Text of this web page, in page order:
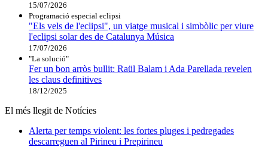
15/07/2026
Programació especial eclipsi
"Els vels de l'eclipsi", un viatge musical i simbòlic per viure
l'eclipsi solar des de Catalunya Música
17/07/2026
"La solució"
Fer un bon arròs bullit: Raül Balam i Ada Parellada revelen
les claus definitives
18/12/2025
El més llegit de Notícies
Alerta per temps violent: les fortes pluges i pedregades
descarreguen al Pirineu i Prepirineu